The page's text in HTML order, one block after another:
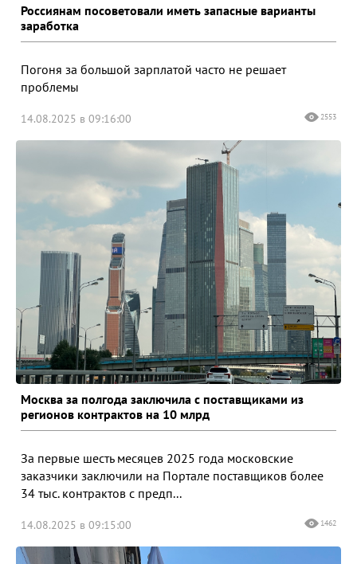
Россиянам посоветовали иметь запасные варианты
заработка
Погоня за большой зарплатой часто не решает
проблемы
14.08.2025 в 09:16:00 2553
Москва за полгода заключила с поставщиками из
регионов контрактов на 10 млрд
За первые шесть месяцев 2025 года московские
заказчики заключили на Портале поставщиков более
34 тыс. контрактов с предп...
14.08.2025 в 09:15:00 1462